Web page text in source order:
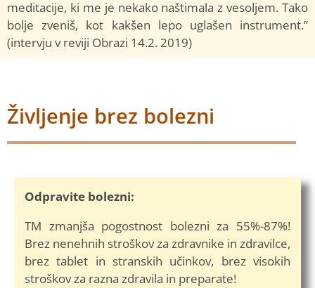
meditacije, ki me je nekako naštimala z vesoljem. Tako
bolje zveniš, kot kakšen lepo uglašen instrument.”
(intervju v reviji Obrazi 14.2. 2019)
Življenje brez bolezni
Odpravite bolezni:
TM zmanjša pogostnost bolezni za 55%-87%!
Brez nenehnih stroškov za zdravnike in zdravilce,
brez tablet in stranskih učinkov, brez visokih
stroškov za razna zdravila in preparate!